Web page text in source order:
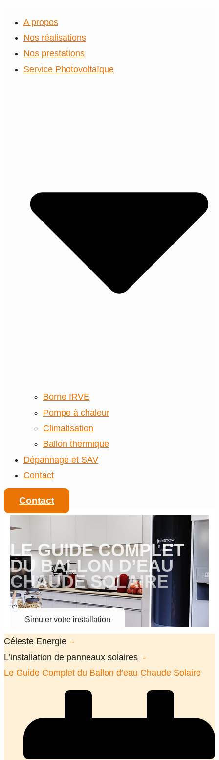
A propos
Nos réalisations
Nos prestations
Service Photovoltaïque
Borne IRVE
Pompe à chaleur
Climatisation
Ballon thermique
Dépannage et SAV
Contact
Contact
LE GUIDE COMPLET
DU BALLON D’EAU
CHAUDE SOLAIRE
Simuler votre installation
Céleste Energie
L’installation de panneaux solaires
Le Guide Complet du Ballon d’eau Chaude Solaire